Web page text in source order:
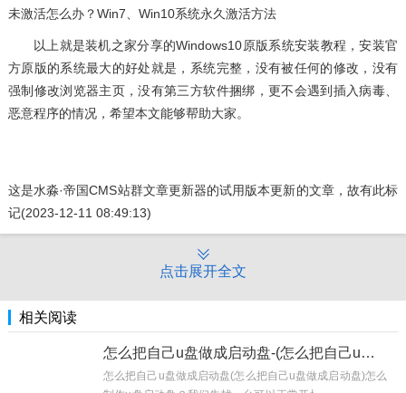
未激活怎么办？Win7、Win10系统永久激活方法
以上就是装机之家分享的Windows10原版系统安装教程，安装官
方原版的系统最大的好处就是，系统完整，没有被任何的修改，没有
强制修改浏览器主页，没有第三方软件捆绑，更不会遇到插入病毒、
恶意程序的情况，希望本文能够帮助大家。
这是水淼·帝国CMS站群文章更新器的试用版本更新的文章，故有此标
记(2023-12-11 08:49:13)
点击展开全文
相关阅读
怎么把自己u盘做成启动盘-(怎么把自己u盘做成启动盘)
怎么把自己u盘做成启动盘(怎么把自己u盘做成启动盘)怎么